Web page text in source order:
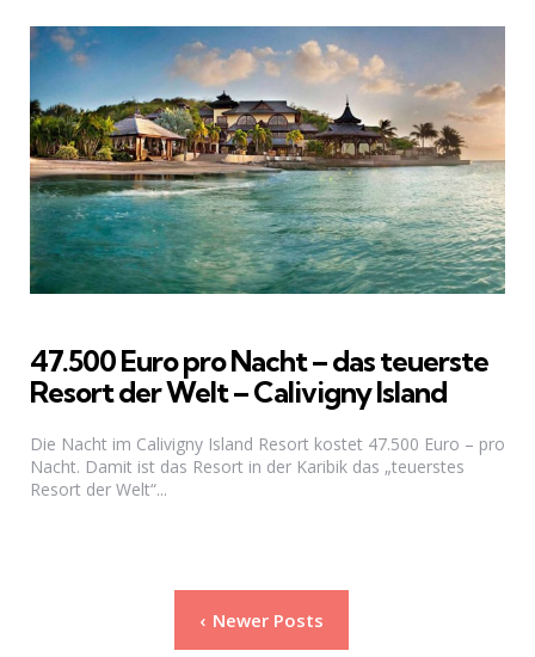
47.500 Euro pro Nacht – das teuerste
Resort der Welt – Calivigny Island
Die Nacht im Calivigny Island Resort kostet 47.500 Euro – pro
Nacht. Damit ist das Resort in der Karibik das „teuerstes
Resort der Welt“...
Seitennummerierung
Newer Posts